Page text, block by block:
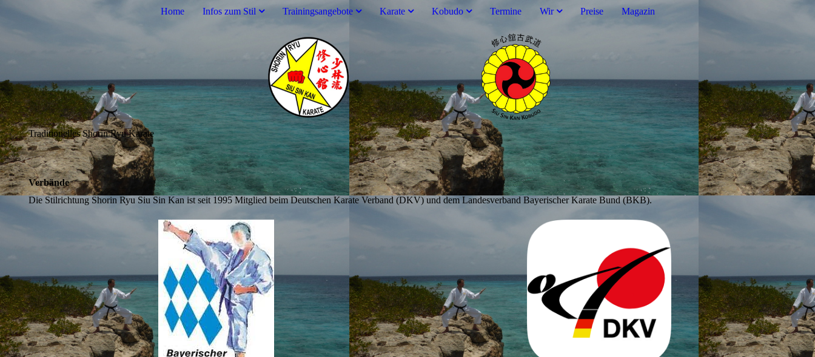
Home Infos zum Stil Trainingsangebote Karate Kobudo Termine Wir Preise Magazin
Traditionelles Shorin Ryu Karate
Verbände
Die Stilrichtung Shorin Ryu Siu Sin Kan ist seit 1995 Mitglied beim Deutschen Karate Verband (DKV) und dem Landesverband Bayerischer Karate Bund (BKB).